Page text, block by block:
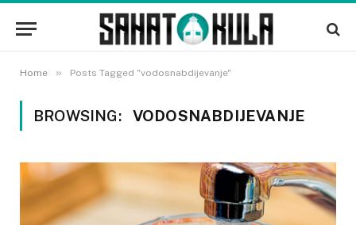
Home » Posts Tagged "vodosnabdijevanje"
BROWSING: VODOSNABDIJEVANJE